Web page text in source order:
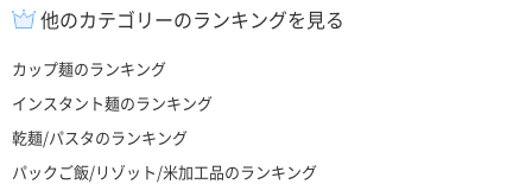
他のカテゴリーのランキングを見る
カップ麺のランキング
インスタント麺のランキング
乾麺/パスタのランキング
パックご飯/リゾット/米加工品のランキング